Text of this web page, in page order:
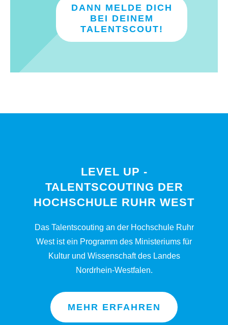
DANN MELDE DICH
BEI DEINEM
TALENTSCOUT!
LEVEL UP -
TALENTSCOUTING DER
HOCHSCHULE RUHR WEST
Das Talentscouting an der Hochschule Ruhr
West ist ein Programm des Ministeriums für
Kultur und Wissenschaft des Landes
Nordrhein-Westfalen.
MEHR ERFAHREN